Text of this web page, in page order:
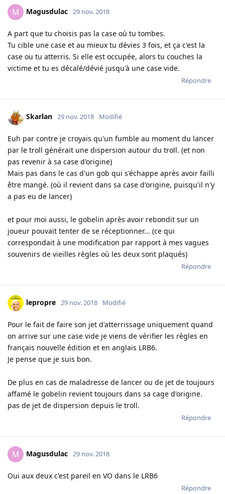
M Magusdulac 29 nov. 2018
A part que tu choisis pas la case où tu tombes.
Tu cible une case et au mieux tu dévies 3 fois, et ça c'est la
case ou tu atterris. Si elle est occupée, alors tu couches la
victime et tu es décalé/dévié jusqu'à une case vide.
Répondre
Skarlan 29 nov. 2018 Modifié
Euh par contre je croyais qu'un fumble au moment du lancer
par le troll générait une dispersion autour du troll. (et non
pas revenir à sa case d'origine)
Mais pas dans le cas d'un gob qui s'échappe après avoir failli
être mangé. (où il revient dans sa case d'origine, puisqu'il n'y
a pas eu de lancer)
et pour moi aussi, le gobelin après avoir rebondit sur un
joueur pouvait tenter de se réceptionner... (ce qui
correspondait à une modification par rapport à mes vagues
souvenirs de vieilles règles où les deux sont plaqués)
Répondre
lepropre 29 nov. 2018 Modifié
Pour le fait de faire son jet d'atterrissage uniquement quand
on arrive sur une case vide je viens de vérifier les règles en
français nouvelle édition et en anglais LRB6.
Je pense que je suis bon.
De plus en cas de maladresse de lancer ou de jet de toujours
affamé le gobelin revient toujours dans sa cage d'origine.
pas de jet de dispersion depuis le troll.
Répondre
M Magusdulac 29 nov. 2018
Oui aux deux c'est pareil en VO dans le LRB6
Répondre